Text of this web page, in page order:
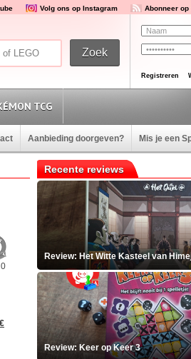
Volg ons op Instagram Abonneer op
Registreren
TCG
Aanbieding doorgeven? Mis je een
Recente reviews
Review: Het Witte Kasteel van
Review: Keer op Keer 3